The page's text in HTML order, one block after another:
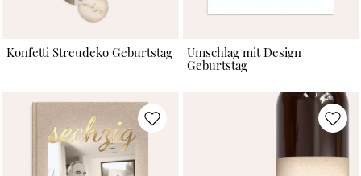
Konfetti Streudeko Geburtstag
Umschlag mit Design
Geburtstag